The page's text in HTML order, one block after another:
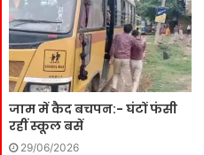
जाम में कैद बचपन:- घंटों फंसी
रहीं स्कूल बसें
29/06/2026